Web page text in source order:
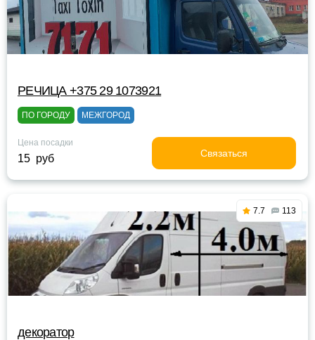
РЕЧИЦА +375 29 1073921
ПО ГОРОДУ МЕЖГОРОД
Цена посадки
15 руб Связаться
7.7 113
декоратор